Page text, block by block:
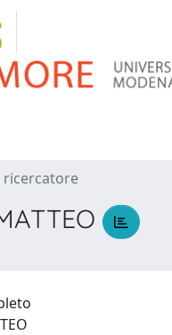
ricercatore